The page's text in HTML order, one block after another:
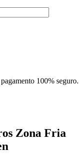
100% seguro.
Zona Fria